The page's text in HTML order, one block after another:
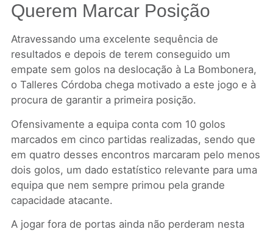
Querem Marcar Posição
Atravessando uma excelente sequência de
resultados e depois de terem conseguido um
empate sem golos na deslocação à La Bombonera,
o Talleres Córdoba chega motivado a este jogo e à
procura de garantir a primeira posição.
Ofensivamente a equipa conta com 10 golos
marcados em cinco partidas realizadas, sendo que
em quatro desses encontros marcaram pelo menos
dois golos, um dado estatístico relevante para uma
equipa que nem sempre primou pela grande
capacidade atacante.
A jogar fora de portas ainda não perderam nesta